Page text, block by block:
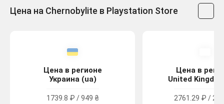
Цена на Chernobylite в Playstation Store
Цена в регионе
Украина (ua)
1739.8 ₽ / 949 ₴
Цена в
United
2761.29 ₽ /